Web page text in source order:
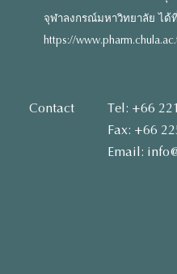
จุฬาลงกรณ์มหาวิทยาลัย ได้ที่
https://
Contact
Tel: +66
Fax: +66
Email: